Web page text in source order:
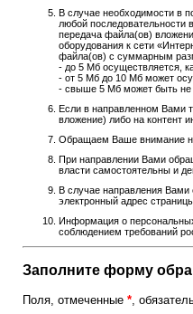
В случае необходимости в
любой
передача файла(ов)
оборудования к сети
файла(ов) с суммарным
- до 5 Мб осуществляется,
- от 5 Мб до 10 Мб может
- свыше 5 Мб может быть не
Если в направленном Вами
вложение) либо на контент
Обращаем Ваше внимание
При направлении Вами
власти самостоятельны и
В случае направления
электронный адрес
Информация о
соблюдением требований
Заполните форму
Поля, отмеченные * ,